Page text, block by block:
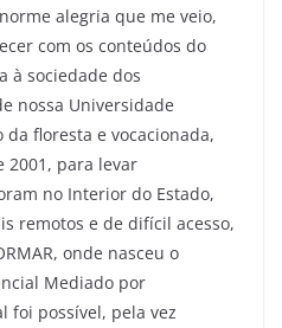
alegria que me veio,
com os conteúdos do
à sociedade dos
nossa Universidade
floresta e vocacionada,
2001, para levar
no Interior do Estado,
remotos e de difícil acesso,
onde nasceu o
Mediado por
foi possível, pela vez